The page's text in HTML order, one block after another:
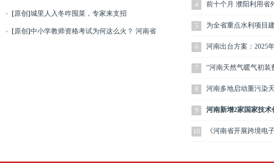
[原创 ]城里人入冬咋囤菜，专家来支招
[原创 ]中小学教师资格考试为何这么火？ 河南省
4 前十个月 濮阳利用省
5 为全省重点水利项目
6 河南出台方案：2025
7 “河南天然气暖气初装
8 河南多地启动重污染
9 河南新增2家国家技术
10 《河南省开展跨境电